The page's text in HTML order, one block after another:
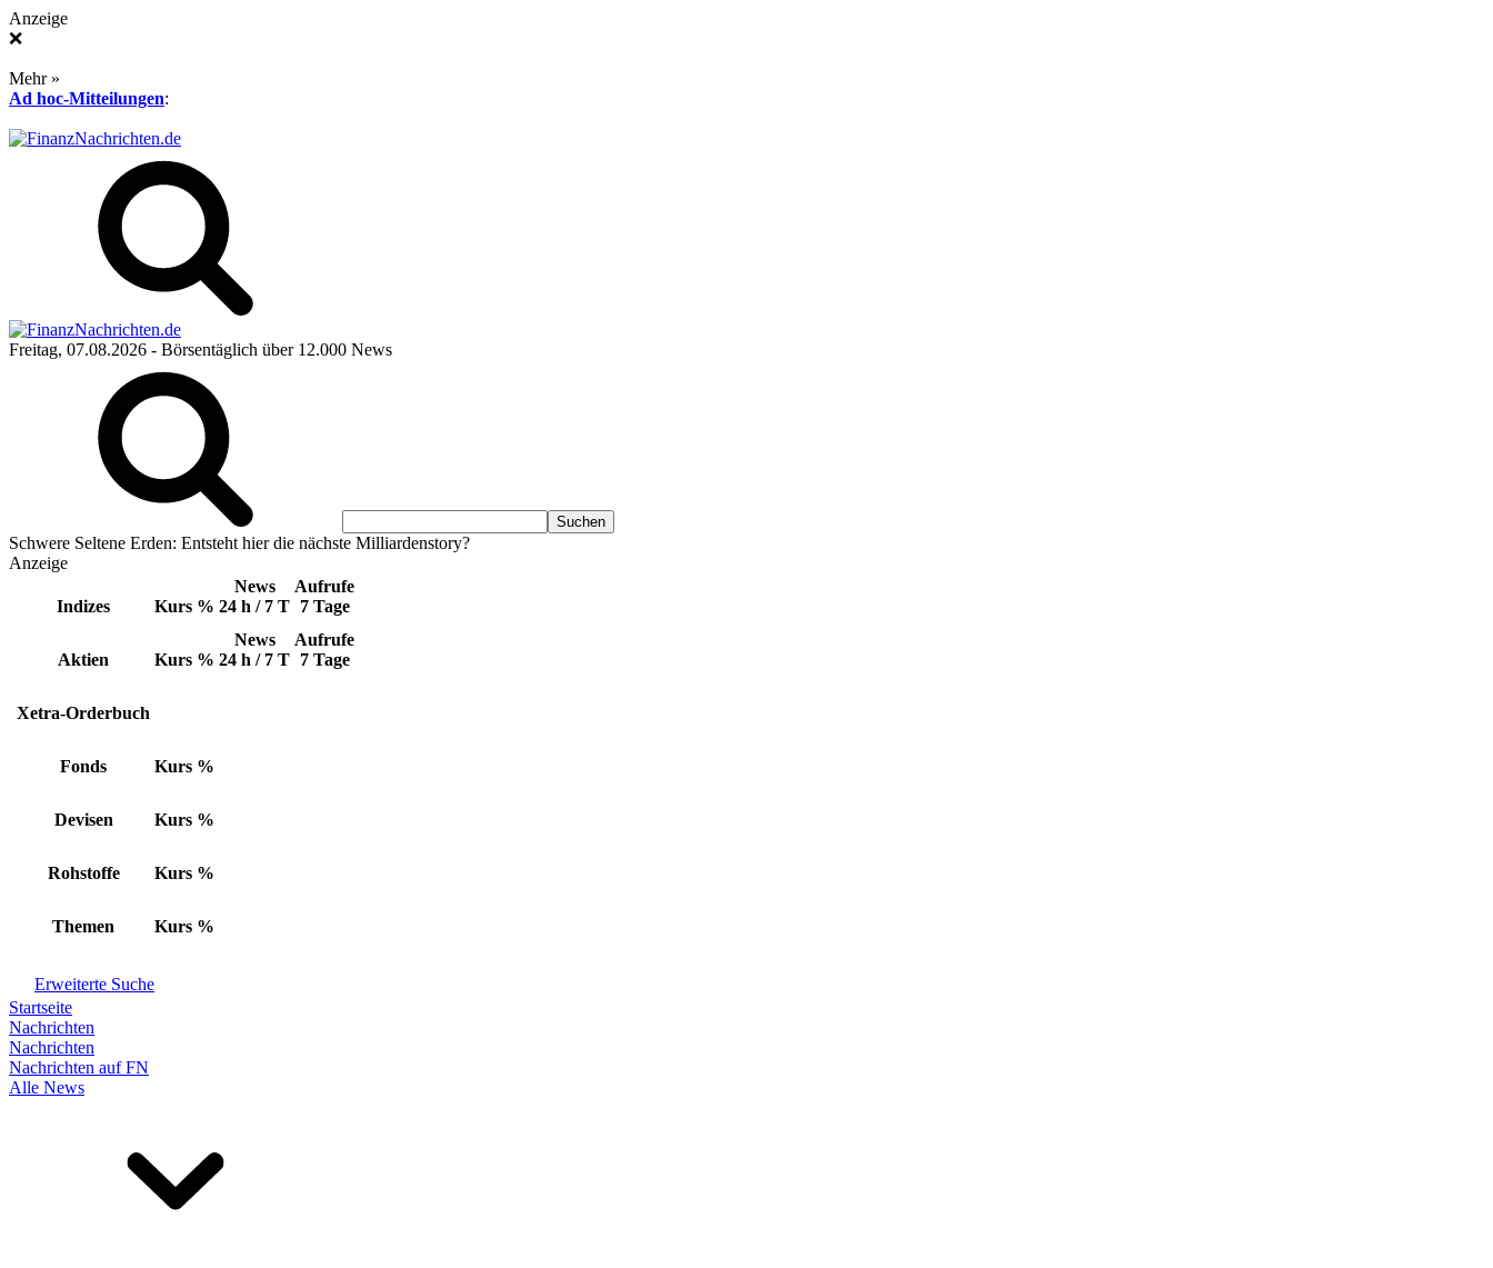
Anzeige
❌
Mehr »
Ad hoc-Mitteilungen:
Freitag, 07.08.2026 - Börsentäglich über 12.000 News
Schwere Seltene Erden: Entsteht hier die nächste Milliardenstory?
Anzeige
Indizes Kurs %
News
24 h / 7 T
Aufrufe
7 Tage
Aktien Kurs %
News
24 h / 7 T
Aufrufe
7 Tage
Xetra-Orderbuch
Fonds Kurs %
Devisen Kurs %
Rohstoffe Kurs %
Themen Kurs %
Erweiterte Suche
Startseite
Nachrichten
Nachrichten
Nachrichten auf FN
Alle News